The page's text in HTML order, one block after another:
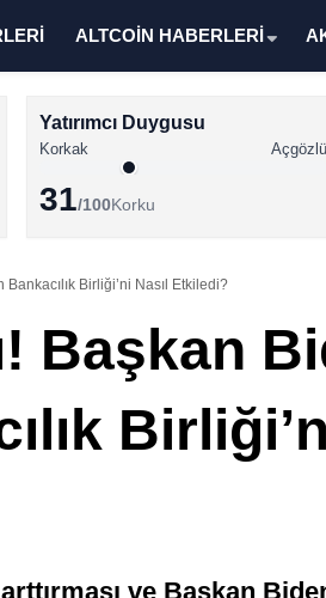
ALTCOİN HABERLERİ
Yatırımcı Duygusu
Korkak Açgözlü
31/100Korku
Bankacılık Birliği’ni Nasıl Etkiledi?
Başkan
ve Başkan